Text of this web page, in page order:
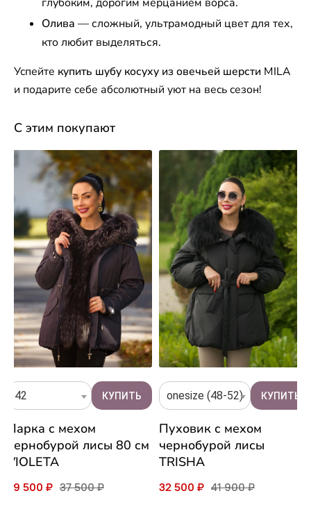
Олива — сложный, ультрамодный цвет для тех,
кто любит выделяться.
Успейте купить шубу косуху из овечьей шерсти MILA
и подарите себе абсолютный уют на весь сезон!
С этим покупают
42
Парка с мехом
чернобурой лисы 80 см
VIOLETA
29 500 ₽ 37 500 ₽
onesize (48-52)
Пуховик с мехом
чернобурой лисы
TRISHA
32 500 ₽ 41 900 ₽